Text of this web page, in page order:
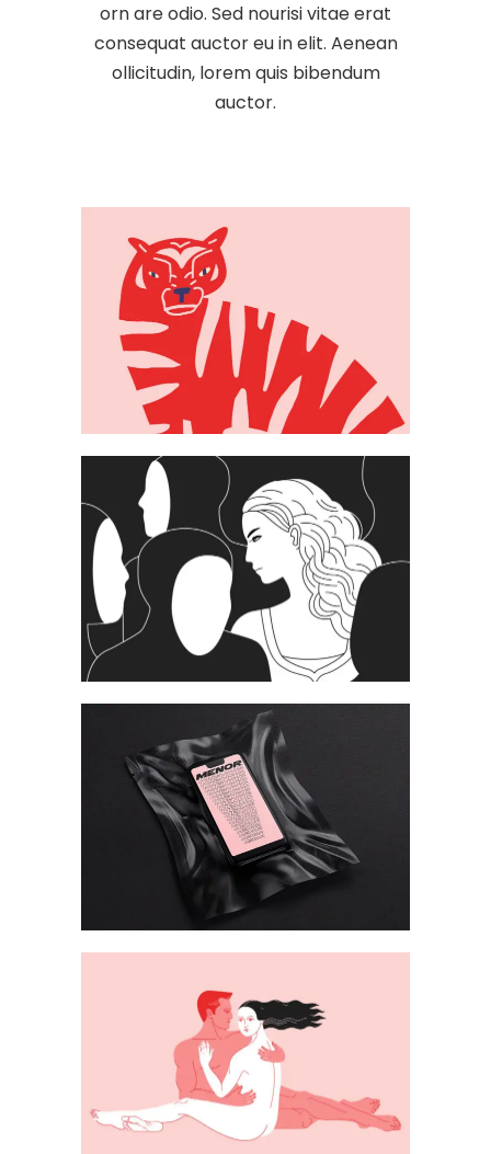
orn are odio. Sed nourisi vitae erat
consequat auctor eu in elit. Aenean
ollicitudin, lorem quis bibendum
auctor.